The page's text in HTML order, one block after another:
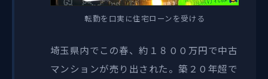
転勤を口実に住宅ローンを受ける
埼玉県内でこの春、約１８００万円で中古
マンションが売り出された。築２０年超で